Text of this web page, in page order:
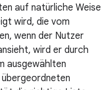
auf natürliche Weise
wird, die vom
wenn der Nutzer
wird er durch
ausgewählten
übergeordneten